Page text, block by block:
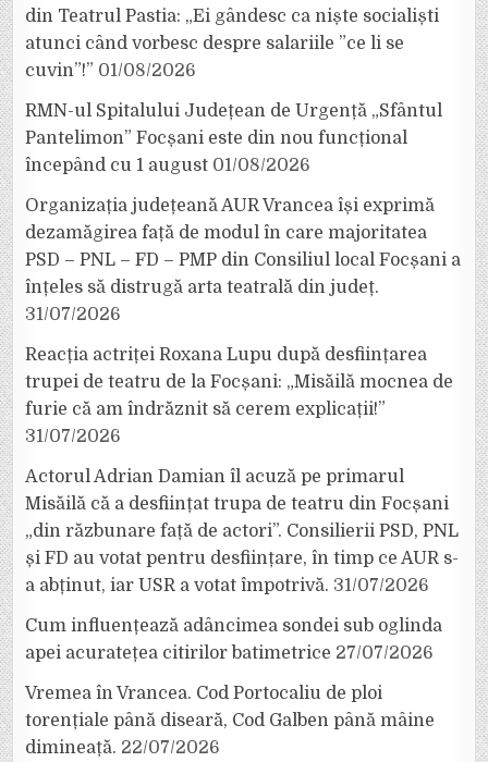
din Teatrul Pastia: „Ei gândesc ca niște socialiști
atunci când vorbesc despre salariile ”ce li se
cuvin”!” 01/08/2026
RMN-ul Spitalului Județean de Urgență „Sfântul
Pantelimon” Focșani este din nou funcțional
începând cu 1 august 01/08/2026
Organizația județeană AUR Vrancea își exprimă
dezamăgirea față de modul în care majoritatea
PSD – PNL – FD – PMP din Consiliul local Focșani a
înțeles să distrugă arta teatrală din județ.
31/07/2026
Reacția actriței Roxana Lupu după desființarea
trupei de teatru de la Focșani: „Misăilă mocnea de
furie că am îndrăznit să cerem explicații!”
31/07/2026
Actorul Adrian Damian îl acuză pe primarul
Misăilă că a desființat trupa de teatru din Focșani
„din răzbunare față de actori”. Consilierii PSD, PNL
și FD au votat pentru desființare, în timp ce AUR s-
a abținut, iar USR a votat împotrivă. 31/07/2026
Cum influențează adâncimea sondei sub oglinda
apei acuratețea citirilor batimetrice 27/07/2026
Vremea în Vrancea. Cod Portocaliu de ploi
torențiale până diseară, Cod Galben până mâine
dimineață. 22/07/2026